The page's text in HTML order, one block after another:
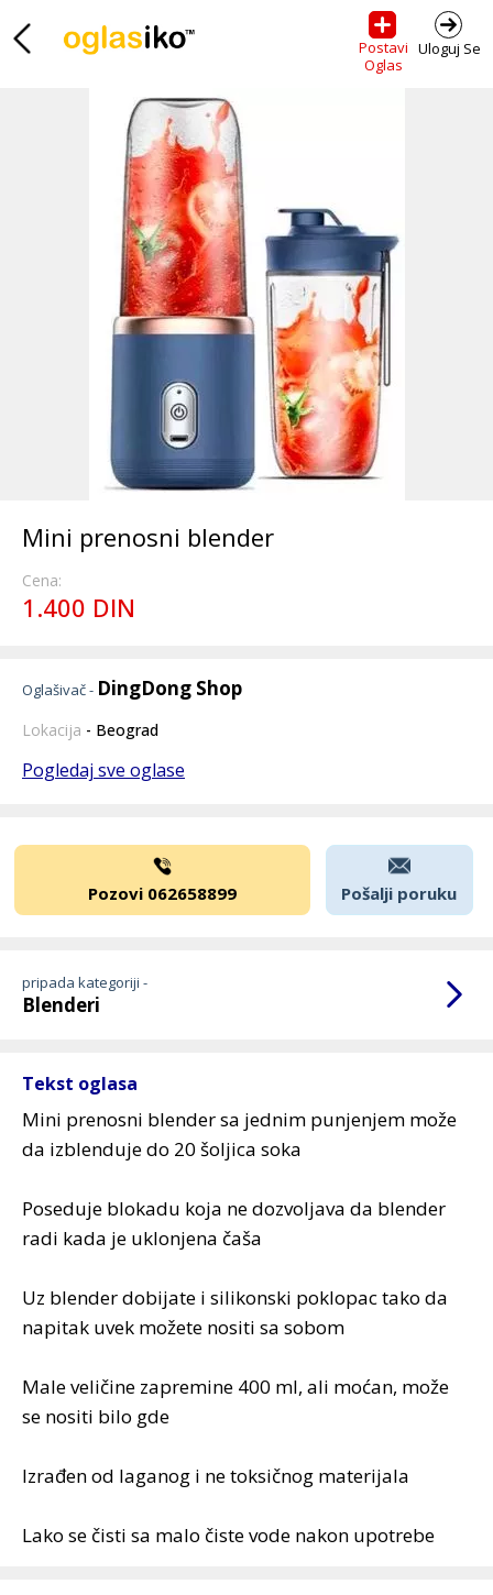
Postavi
Oglas
Uloguj Se
Mini prenosni blender
Cena:
1.400 DIN
Oglašivač - DingDong Shop
Lokacija - Beograd
Pogledaj sve oglase
Pozovi 062658899 Pošalji poruku
pripada kategoriji -
Blenderi
Tekst oglasa
Mini prenosni blender sa jednim punjenjem može
da izblenduje do 20 šoljica soka
Poseduje blokadu koja ne dozvoljava da blender
radi kada je uklonjena čaša
Uz blender dobijate i silikonski poklopac tako da
napitak uvek možete nositi sa sobom
Male veličine zapremine 400 ml, ali moćan, može
se nositi bilo gde
Izrađen od laganog i ne toksičnog materijala
Lako se čisti sa malo čiste vode nakon upotrebe